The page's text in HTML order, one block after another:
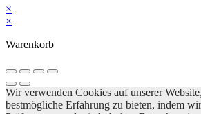
×
×
Warenkorb
Wir verwenden Cookies auf unserer
bestmögliche Erfahrung zu bieten, indem